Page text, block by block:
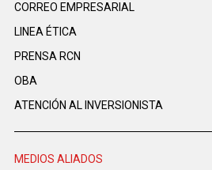
CORREO EMPRESARIAL
LINEA ÉTICA
PRENSA RCN
OBA
ATENCIÓN AL INVERSIONISTA
MEDIOS ALIADOS